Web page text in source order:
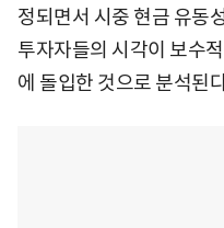
정되면서 시중 현금 유동
투자자들의 시각이 보수
에 돌입한 것으로 분석된